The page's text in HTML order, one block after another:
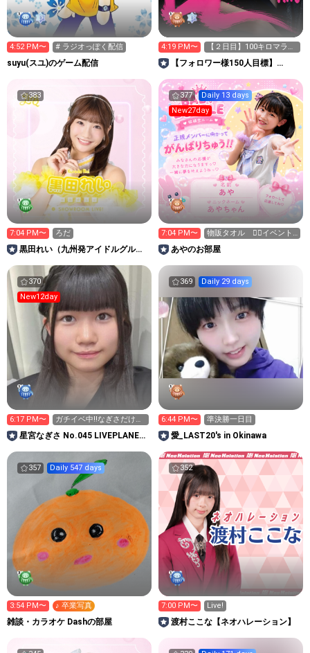
4:52 PM〜 # ラジオっぽく配信
suyu(スユ)のゲーム配信
4:19 PM〜
【２日目】100キロマラソ
ン 頑張りま〜す🎉
【フォロワー様150人目標】
383
7:04 PM〜 ろだ
黒田れい（九州発アイドルグルー
377
Daily 13 days
New27day
7:04 PM〜
物販タオル ❤️‍🔥イベント
参加中❤️‍🔥
あやのお部屋
370
New12day
6:17 PM〜
ガチイベ中‼️なぎさだけ見
てて♡-_-b
星宮なぎさ No.045 LIVEPLANET
369 Daily 29 days
6:44 PM〜 準決勝一日目
愛_LAST20's in Okinawa
357 Daily 547 days
3:54 PM〜 ♪ 卒業写真
雑談・カラオケ Dashの部屋
352
7:00 PM〜 Live!
渡村ここな【ネオハレーション】